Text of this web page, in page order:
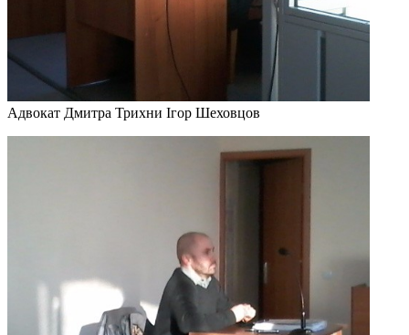
Адвокат Дмитра Трихни Ігор Шеховцов